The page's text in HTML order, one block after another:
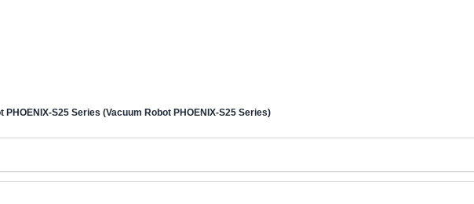
PHOENIX-S25 Series (Vacuum Robot PHOENIX-S25 Series)